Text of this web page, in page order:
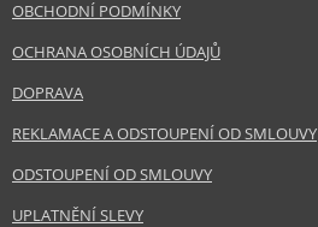
OBCHODNÍ PODMÍNKY
OCHRANA OSOBNÍCH ÚDAJŮ
DOPRAVA
REKLAMACE A ODSTOUPENÍ OD SMLOUVY
ODSTOUPENÍ OD SMLOUVY
UPLATNĚNÍ SLEVY